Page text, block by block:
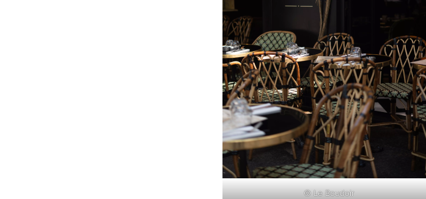
© Le Boudoir